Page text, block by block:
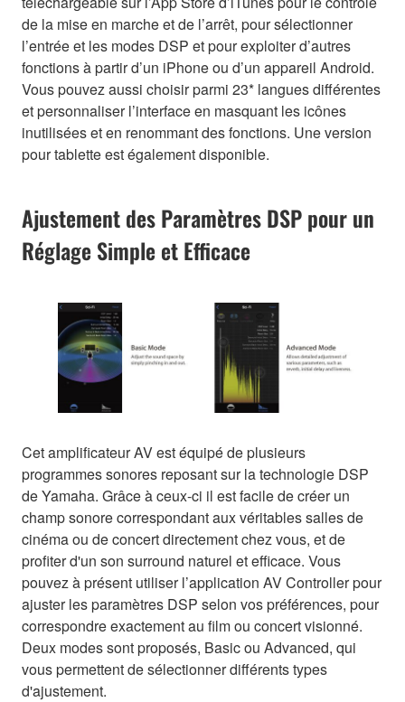
de la mise en marche et de l’arrêt, pour sélectionner
l’entrée et les modes DSP et pour exploiter d’autres
fonctions à partir d’un iPhone ou d’un appareil Android.
Vous pouvez aussi choisir parmi 23* langues différentes
et personnaliser l’interface en masquant les icônes
inutilisées et en renommant des fonctions. Une version
pour tablette est également disponible.
Ajustement des Paramètres DSP pour un
Réglage Simple et Efficace
Cet amplificateur AV est équipé de plusieurs
programmes sonores reposant sur la technologie DSP
de Yamaha. Grâce à ceux-ci il est facile de créer un
champ sonore correspondant aux véritables salles de
cinéma ou de concert directement chez vous, et de
profiter d'un son surround naturel et efficace. Vous
pouvez à présent utiliser l’application AV Controller pour
ajuster les paramètres DSP selon vos préférences, pour
correspondre exactement au film ou concert visionné.
Deux modes sont proposés, Basic ou Advanced, qui
vous permettent de sélectionner différents types
d'ajustement.